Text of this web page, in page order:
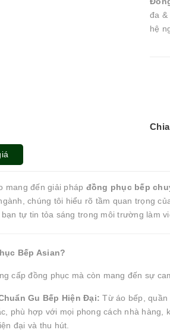
đa &
hệ
mang đến giải pháp đồng phục bếp
chúng tôi hiểu rõ tầm quan trọng
tự tin tỏa sáng trong môi trường làm
Bếp Asian?
cấp đồng phục mà còn mang đến sự
Gu Bếp Hiện Đại: Từ áo bếp, quần
phù hợp với mọi phong cách nhà
đại và thu hút.